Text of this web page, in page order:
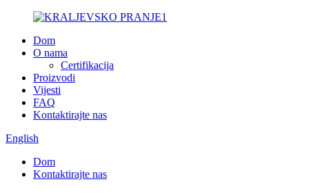
Dom
O nama
Certifikacija
Proizvodi
Vijesti
FAQ
Kontaktirajte nas
English
Dom
Kontaktirajte nas